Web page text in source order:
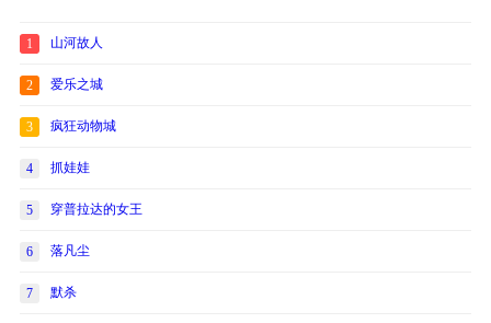
1 山河故人
2 爱乐之城
3 疯狂动物城
4 抓娃娃
5 穿普拉达的女王
6 落凡尘
7 默杀